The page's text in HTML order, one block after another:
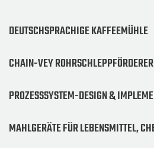
DEUTSCHSPRACHIGE KAFFEEMÜHLE
CHAIN-VEY ROHRSCHLEPPFÖRDERER
PROZESSSYSTEM-DESIGN &
MAHLGERÄTE FÜR LEBENSMITTEL,